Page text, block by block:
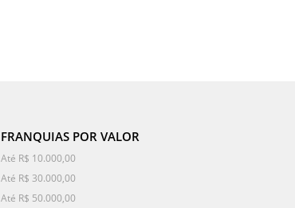
FRANQUIAS POR VALOR
Até R$ 10.000,00
Até R$ 30.000,00
Até R$ 50.000,00